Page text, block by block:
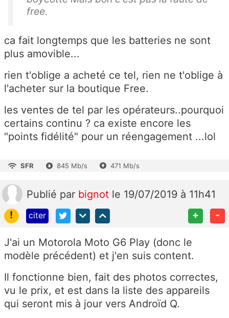
free.
ca fait longtemps que les batteries ne sont
plus amovible...
rien t'oblige a acheté ce tel, rien ne t'oblige à
l'acheter sur la boutique Free.
les ventes de tel par les opérateurs..pourquoi
certains continu ? ca existe encore les
"points fidélité" pour un réengagement ...lol
SFR 845 Mb/s 471 Mb/s
Publié par bignot le 19/07/2019 à 11h41
!
citer + -
J'ai un Motorola Moto G6 Play (donc le
modèle précédent) et j'en suis content.
Il fonctionne bien, fait des photos correctes,
vu le prix, et est dans la liste des appareils
qui seront mis à jour vers Androïd Q.